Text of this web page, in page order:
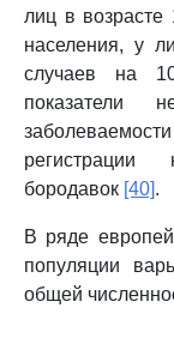
лиц в
населения, у
случаев на
показатели
регистрации
бородавок [40].
В ряде
популяции
общей